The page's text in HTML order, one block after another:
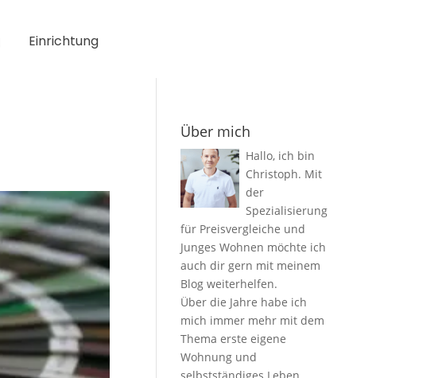
Einrichtung
Über mich
Hallo, ich bin
Christoph. Mit
der
Spezialisierung
für Preisvergleiche und
Junges Wohnen möchte ich
auch dir gern mit meinem
Blog weiterhelfen.
Über die Jahre habe ich
mich immer mehr mit dem
Thema erste eigene
Wohnung und